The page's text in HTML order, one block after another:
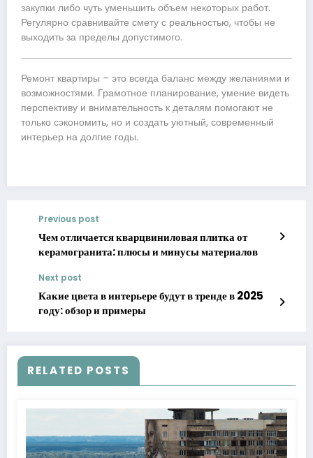
закупки либо чуть уменьшить объем некоторых работ.
Регулярно сравнивайте смету с реальностью, чтобы не
выходить за пределы допустимого.
Ремонт квартиры – это всегда баланс между желаниями и
возможностями. Грамотное планирование, умение видеть
перспективу и внимательность к деталям помогают не
только сэкономить, но и создать уютный, современный
интерьер на долгие годы.
Previous post
Чем отличается кварцвиниловая плитка от
керамогранита: плюсы и минусы материалов
Next post
Какие цвета в интерьере будут в тренде в 2025
году: обзор и примеры
RELATED POSTS